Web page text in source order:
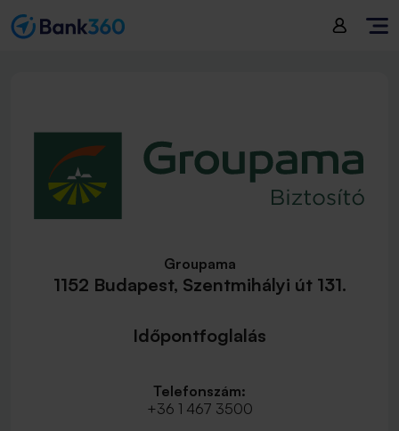
Groupama
1152 Budapest, Szentmihályi út 131.
Időpontfoglalás
Telefonszám:
+36 1 467 3500